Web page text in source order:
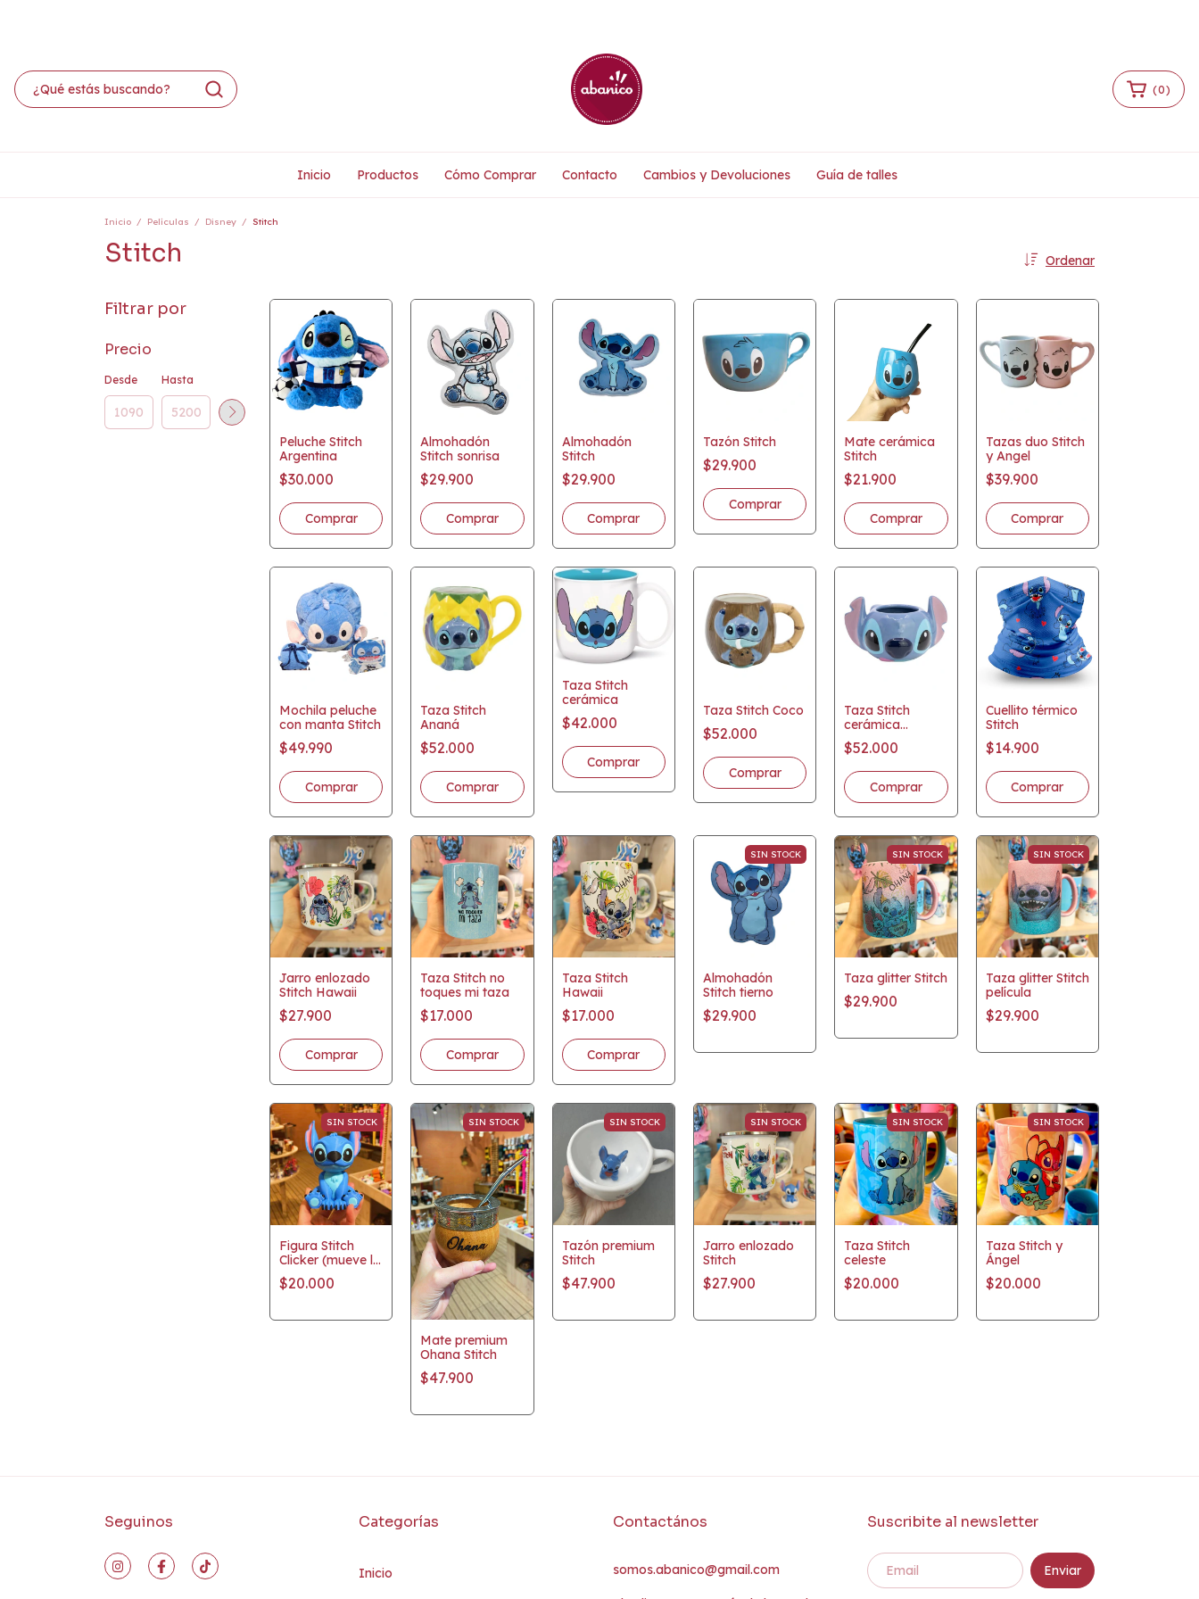
(0)
Inicio Productos Cómo Comprar Contacto Cambios y Devoluciones Guía de talles
Inicio / Películas / Disney / Stitch
Stitch Ordenar
Filtrar por
Precio
Desde Hasta
Peluche Stitch
Argentina
$30.000
Almohadón
Stitch sonrisa
$29.900
Almohadón
Stitch
$29.900
Tazón Stitch
$29.900
Mate cerámica
Stitch
$21.900
Tazas duo Stitch
y Angel
$39.900
Mochila peluche
con manta Stitch
$49.990
Taza Stitch
Ananá
$52.000
Taza Stitch
cerámica
$42.000
Taza Stitch Coco
$52.000
Taza Stitch
cerámica
licencia oficial
$52.000
Cuellito térmico
Stitch
$14.900
Jarro enlozado
Stitch Hawaii
$27.900
Taza Stitch no
toques mi taza
$17.000
Taza Stitch
Hawaii
$17.000
SIN STOCK
Almohadón
Stitch tierno
$29.900
SIN STOCK
Taza glitter Stitch
$29.900
SIN STOCK
Taza glitter Stitch
película
$29.900
SIN STOCK
Figura Stitch
Clicker (mueve la
cabeza)
$20.000
SIN STOCK
Mate premium
Ohana Stitch
$47.900
SIN STOCK
Tazón premium
Stitch
$47.900
SIN STOCK
Jarro enlozado
Stitch
$27.900
SIN STOCK
Taza Stitch
celeste
$20.000
SIN STOCK
Taza Stitch y
Ángel
$20.000
Seguinos Categorías
Inicio
Contactános
somos.abanico@gmail.com
Suscribite al newsletter